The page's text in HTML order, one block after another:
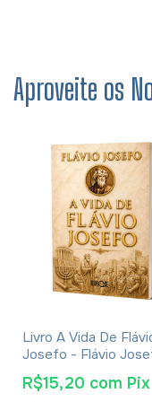
Aproveite os
Livro A Vida De
Josefo - Flávio
R$15,20 com Pix